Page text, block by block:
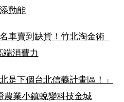
動能
車賣到缺貨！竹北淘金術
消費力
是下個台北信義計畫區！」
農業小鎮蛻變科技金城